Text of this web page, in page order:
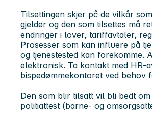
Tilsettingen skjer på de vilkår
gjelder og den som tilsettes må
endringer i lover, tariffavtaler,
Prosesser som kan influere på
og tjenestested kan forekomme.
elektronisk. Ta kontakt med HR-
bispedømmekontoret ved behov
Den som blir tilsatt vil bli bedt
politiattest (barne- og